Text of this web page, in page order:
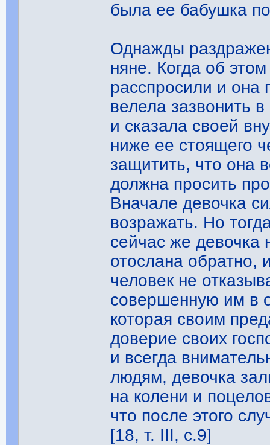
была ее бабушка
Однажды
няне. Когда об
расспросили и она
велела зазвонить
и сказала своей
ниже ее стоящего
защитить, что она
должна просить
Вначале девочка
возражать. Но
сейчас же девочка
отослана обратно,
человек не
совершенную им в
которая своим
доверие своих
и всегда
людям, девочка
на колени и
что после этого
[18, т. III, с.9]